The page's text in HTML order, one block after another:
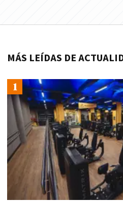
MÁS LEÍDAS DE